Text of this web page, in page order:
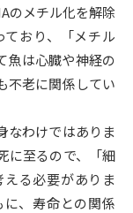
ュールを立てよう
のメチル化を解除
おり、「メチル
魚は心臓や神経の
不老に関係してい
なわけではありま
に至るので、「細
る必要がありま
、寿命との関係